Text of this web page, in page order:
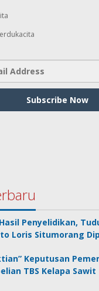
Penyelidikan,
Loris Situmorang
Keputusan
TBS Kelapa Sawit